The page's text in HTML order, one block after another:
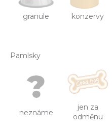
granule konzervy
Pamlsky
neznáme
jen za
odměnu